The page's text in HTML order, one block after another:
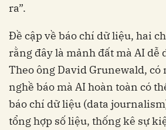
ra”.
Đề cập về báo chí dữ liệu, hai
rằng đây là mảnh đất mà AI dễ
Theo ông David Grunewald, có
nghề báo mà AI hoàn toàn có
báo chí dữ liệu (data
tổng hợp số liệu, thống kê sự